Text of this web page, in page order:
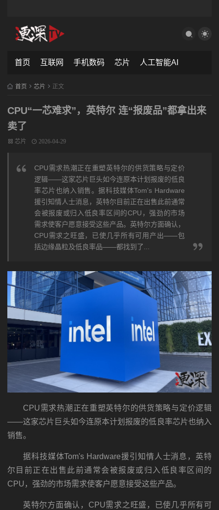
首页 互联网 手机数码 芯片 人工智能AI
首页 芯片 正文
CPU“一芯难求”，英特尔 连“报废品”都拿出来
卖了
芯片 2026-04-29
CPU需求热潮正在重塑英特尔的供货策略与定价
逻辑——这家芯片巨头如今连原本计划报废的低良
率芯片也纳入销售。据科技媒体Tom's Hardware
援引知情人士消息，英特尔目前正在出售此前通常
会被报废或归入低良率区间的CPU，强劲的市场
需求使客户愿意接受这些产品。英特尔方面确认，
CPU需求之旺盛，已使几乎所有可用产出——包
括边缘晶粒及低良率品——都找到了...
CPU需求热潮正在重塑英特尔的供货策略与定价逻辑
——这家芯片巨头如今连原本计划报废的低良率芯片也纳入
销售。
据科技媒体Tom's Hardware援引知情人士消息，英特
尔目前正在出售此前通常会被报废或归入低良率区间的
CPU，强劲的市场需求使客户愿意接受这些产品。
英特尔方面确认，CPU需求之旺盛，已使几乎所有可